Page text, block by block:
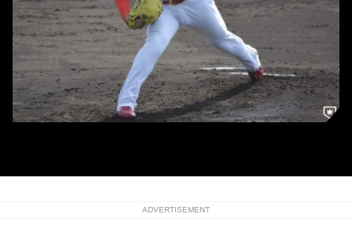
ADVERTISEMENT